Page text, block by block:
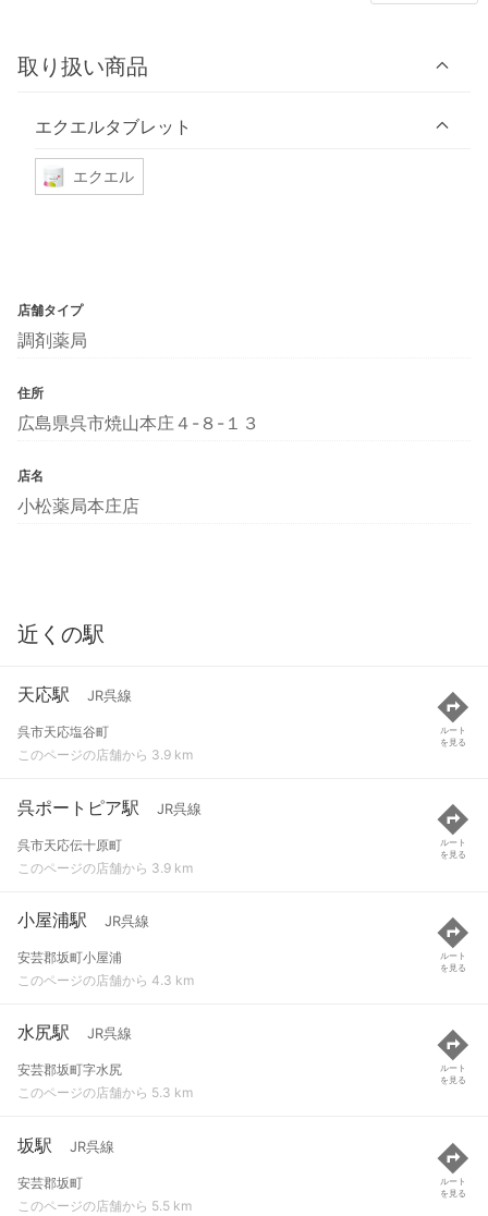
取り扱い商品
エクエルタブレット
エクエル
店舗タイプ
調剤薬局
住所
広島県呉市焼山本庄４-８-１３
店名
小松薬局本庄店
近くの駅
天応駅 JR呉線
呉市天応塩谷町
このページの店舗から 3.9 km
ルート
を見る
呉ポートピア駅 JR呉線
呉市天応伝十原町
このページの店舗から 3.9 km
ルート
を見る
小屋浦駅 JR呉線
安芸郡坂町小屋浦
このページの店舗から 4.3 km
ルート
を見る
水尻駅 JR呉線
安芸郡坂町字水尻
このページの店舗から 5.3 km
ルート
を見る
坂駅 JR呉線
安芸郡坂町
このページの店舗から 5.5 km
ルート
を見る